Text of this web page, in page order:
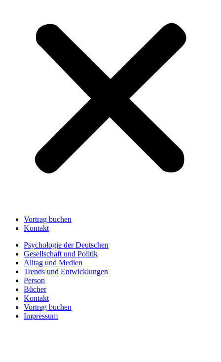
Vortrag buchen
Kontakt
Psychologie der Deutschen
Gesellschaft und Politik
Alltag und Medien
Trends und Entwicklungen
Person
Bücher
Kontakt
Vortrag buchen
Impressum